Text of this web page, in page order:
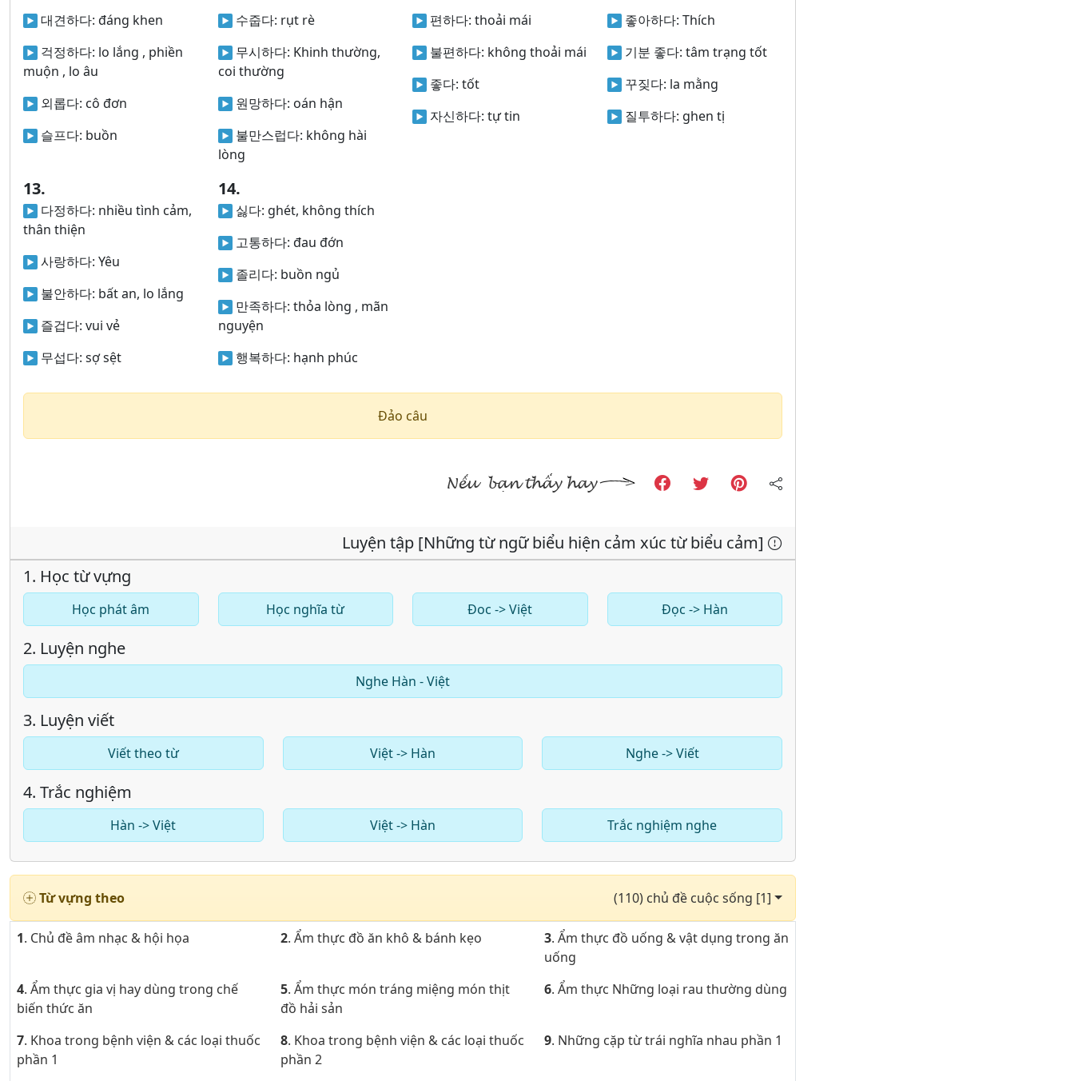
대견하다: đáng khen
걱정하다: lo lắng , phiền
muộn , lo âu
외롭다: cô đơn
슬프다: buồn
수줍다: rụt rè
무시하다: Khinh thường,
coi thường
원망하다: oán hận
불만스럽다: không hài
lòng
편하다: thoải mái
불편하다: không thoải mái
좋다: tốt
자신하다: tự tin
좋아하다: Thích
기분 좋다: tâm trạng tốt
꾸짖다: la mằng
질투하다: ghen tị
13.
다정하다: nhiều tình cảm,
thân thiện
사랑하다: Yêu
불안하다: bất an, lo lắng
즐겁다: vui vẻ
무섭다: sợ sệt
14.
싫다: ghét, không thích
고통하다: đau đớn
졸리다: buồn ngủ
만족하다: thỏa lòng , mãn
nguyện
행복하다: hạnh phúc
Đảo câu
Luyện tập [Những từ ngữ biểu hiện cảm xúc từ biểu cảm]
1. Học từ vựng
Học phát âm Học nghĩa từ Đoc -> Việt Đọc -> Hàn
2. Luyện nghe
Nghe Hàn - Việt
3. Luyện viết
Viết theo từ Việt -> Hàn Nghe -> Viết
4. Trắc nghiệm
Hàn -> Việt Việt -> Hàn Trắc nghiệm nghe
Từ vựng theo (110) chủ đề cuộc sống [1]
1. Chủ đề âm nhạc & hội họa 2. Ẩm thực đồ ăn khô & bánh kẹo 3. Ẩm thực đồ uống & vật dụng trong ăn
uống
4. Ẩm thực gia vị hay dùng trong chế
biến thức ăn
5. Ẩm thực món tráng miệng món thịt
đồ hải sản
6. Ẩm thực Những loại rau thường dùng
7. Khoa trong bệnh viện & các loại thuốc
phần 1
8. Khoa trong bệnh viện & các loại thuốc
phần 2
9. Những cặp từ trái nghĩa nhau phần 1